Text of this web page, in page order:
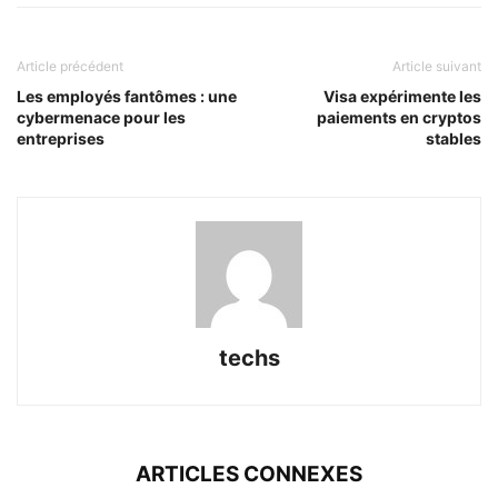
Article précédent
Les employés fantômes : une
cybermenace pour les
entreprises
Article suivant
Visa expérimente les
paiements en cryptos
stables
techs
ARTICLES CONNEXES